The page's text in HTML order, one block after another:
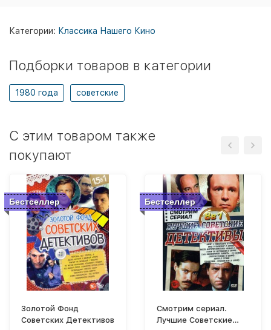
Категории: Классика Нашего Кино
Подборки товаров в категории
1980 года советские
C этим товаром также
покупают
Бестселлер
Золотой Фонд
Советских Детективов
Бестселлер
Смотрим сериал.
Лучшие Советские